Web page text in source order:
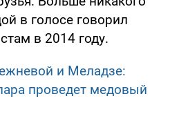
в голосе говорил
в 2014 году.
и Меладзе:
проведет медовый